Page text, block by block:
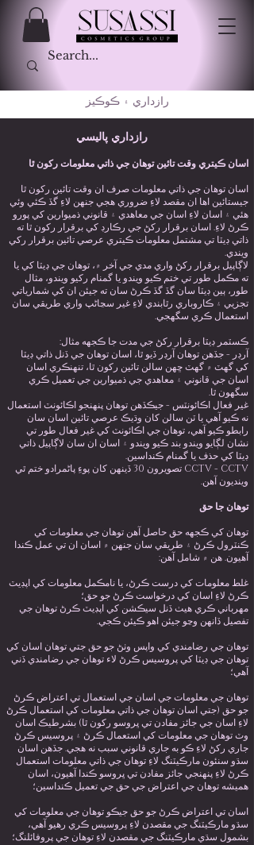
رازداري ۽ ڪوڪيز
رازداري پاليسي
اسان ڪيتري وقت تائين توهان جي ذاتي معلومات رکون ٿا
اسان توهان جي ذاتي معلومات صرف ان وقت تائين رکون ٿا
جيستائين اها ان مقصد لاءِ ضروري هجي جنهن لاءِ گڏ ڪئي وئي
هئي ۽ اسان لاءِ اسان جي معاهدي ۽ قانوني ذميوارين کي پورو
ڪرڻ لاءِ. اسان برقرار رکڻ جي رڪارڊ کي برقرار رکون ٿا ته
ذاتي ڊيٽا تي مشتمل معلومات ڪيتري عرصي تائين برقرار رکي
ويندي.
لاڳاپيل برقرار رکڻ واري مدي جي آخر ۾، توهان جي ڊيٽا کي يا
ته مڪمل طور تي ختم ڪيو ويندو يا گمنام رکيو ويندو، مثال
طور، ٻين ڊيٽا سان گڏ گڏ ڪرڻ سان ته جيئن ان کي شمارياتي
تجزيي ۽ ڪاروباري رٿابندي لاءِ غير سڃاڻپ واري طريقي سان
استعمال ڪري سگهجي.
ڪسٽمر ڊيٽا برقرار رکڻ جي مدت جا ڪجهه مثال:
آرڊر - جڏهن توهان آرڊر ڏيو ٿا، اسان توهان جي ڏنل ذاتي ڊيٽا
کي گهٽ ۾ گهٽ ڇهن سالن تائين رکون ٿا، تنهنڪري اسان
اسان جي قانوني ۽ معاهدي جي ذميوارين جي تعميل ڪري
سگهون ٿا.
غير فعال اڪائونٽس - جيڪڏهن توهان پنهنجو اڪائونٽ استعمال
نه ڪيو آهي يا ٽن سالن کان وڌيڪ عرصي تائين اسان سان
رابطو ڪيو آهي، توهان جي اڪائونٽ کي غير فعال طور تي
نشان لڳايو ويندو بند ڪيو ويندو ۽ اسان ان سان لاڳاپيل ذاتي
ڊيٽا کي حذف يا گمنام ڪنداسين.
CCTV - CCTV تصويرون 30 ڏينهن کان پوءِ پاڻمرادو ختم ٿي
وينديون آهن.
توهان جا حق
توهان کي ڪجهه حق حاصل آهن توهان جي معلومات کي
ڪنٽرول ڪرڻ ۽ طريقي سان جنهن ۾ اسان ان تي عمل ڪندا
آهيون. ھن ۾ شامل آھن:
غلط معلومات کي درست ڪرڻ، يا نامڪمل معلومات کي اپڊيٽ
ڪرڻ لاءِ اسان کي درخواست ڪرڻ جو حق؛
مھرباني ڪري ھيٺ ڏنل سيڪشن کي اپڊيٽ ڪرڻ توھان جي
تفصيل ڏانھن وڃو جيئن اھو ڪيئن ڪجي.
توهان جي رضامندي کي واپس وٺڻ جو حق جتي توهان اسان کي
توهان جي ڊيٽا کي پروسيس ڪرڻ لاء توهان جي رضامندي ڏني
آهي؛
توهان جي معلومات جي اسان جي استعمال تي اعتراض ڪرڻ
جو حق (جتي اسان توهان جي ذاتي معلومات کي استعمال ڪرڻ
لاءِ اسان جي جائز مفادن تي ڀروسو رکون ٿا) بشرطيڪ اسان
وٽ توهان جي معلومات کي استعمال ڪرڻ ۽ پروسيس ڪرڻ
جاري رکڻ لاءِ ڪو به جاري قانوني سبب نه هجي. جڏهن اسان
سڌو سنئون مارڪيٽنگ لاءِ توهان جي ذاتي معلومات استعمال
ڪرڻ لاءِ پنهنجي جائز مفادن تي ڀروسو ڪندا آهيون، اسان
هميشه توهان جي اعتراض جي حق جي تعميل ڪنداسين؛
اسان تي اعتراض ڪرڻ جو حق جيڪو توهان جي معلومات کي
سڌو مارڪيٽنگ جي مقصدن لاءِ پروسيس ڪري رهيو آهي،
بشمول سڌي مارڪيٽنگ جي مقصدن لاءِ توهان جي پروفائلنگ؛